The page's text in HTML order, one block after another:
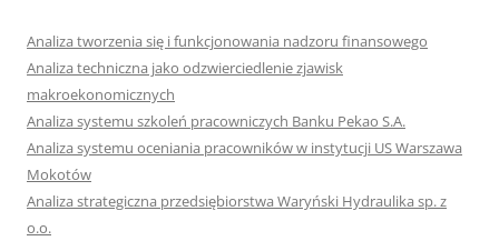
Analiza tworzenia się i funkcjonowania nadzoru finansowego
Analiza techniczna jako odzwierciedlenie zjawisk
makroekonomicznych
Analiza systemu szkoleń pracowniczych Banku Pekao S.A.
Analiza systemu oceniania pracowników w instytucji US Warszawa
Mokotów
Analiza strategiczna przedsiębiorstwa Waryński Hydraulika sp. z
o.o.